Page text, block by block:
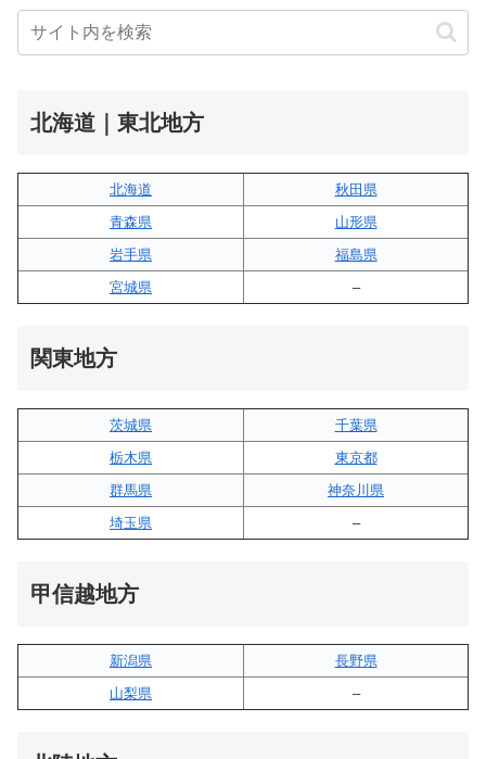
北海道｜東北地方
北海道
秋田県
青森県
山形県
岩手県
福島県
宮城県
–
関東地方
茨城県
千葉県
栃木県
東京都
群馬県
神奈川県
埼玉県
–
甲信越地方
新潟県
長野県
山梨県
–